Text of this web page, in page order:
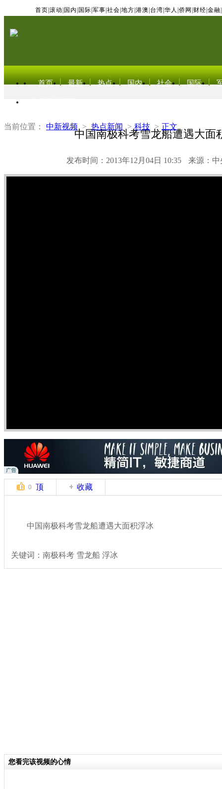
首页 滚动 国内 国际 军事 社会 地方 港澳 台湾 华人 侨网 财经 金融
首页 最新 热点 国内 社会 国际
当前位置： 中新视频 > 热点新闻 > 科技 > 正文
中国南极科考雪龙船遭遇大面
发布时间：2013年12月04日 10:35 来源：中
0 顶 收藏
中国南极科考雪龙船遭遇大面积浮冰
关键词：南极科考 雪龙船 浮冰
您看完该视频的心情